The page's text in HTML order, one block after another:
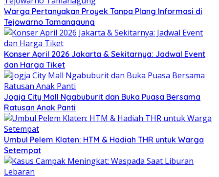
Warga Pertanyakan Proyek Tanpa Plang Informasi di
Tejowarno Tamanagung
Konser April 2026 Jakarta & Sekitarnya: Jadwal Event
dan Harga Tiket
Jogja City Mall Ngabuburit dan Buka Puasa Bersama
Ratusan Anak Panti
Umbul Pelem Klaten: HTM & Hadiah THR untuk Warga
Setempat